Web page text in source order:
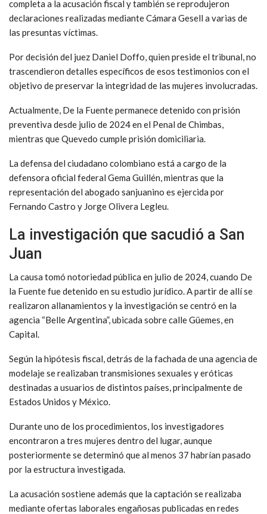
completa a la acusación fiscal y también se reprodujeron
declaraciones realizadas mediante Cámara Gesell a varias de
las presuntas víctimas.
Por decisión del juez Daniel Doffo, quien preside el tribunal, no
trascendieron detalles específicos de esos testimonios con el
objetivo de preservar la integridad de las mujeres involucradas.
Actualmente, De la Fuente permanece detenido con prisión
preventiva desde julio de 2024 en el Penal de Chimbas,
mientras que Quevedo cumple prisión domiciliaria.
La defensa del ciudadano colombiano está a cargo de la
defensora oficial federal Gema Guillén, mientras que la
representación del abogado sanjuanino es ejercida por
Fernando Castro y Jorge Olivera Legleu.
La investigación que sacudió a San
Juan
La causa tomó notoriedad pública en julio de 2024, cuando De
la Fuente fue detenido en su estudio jurídico. A partir de allí se
realizaron allanamientos y la investigación se centró en la
agencia “Belle Argentina”, ubicada sobre calle Güemes, en
Capital.
Según la hipótesis fiscal, detrás de la fachada de una agencia de
modelaje se realizaban transmisiones sexuales y eróticas
destinadas a usuarios de distintos países, principalmente de
Estados Unidos y México.
Durante uno de los procedimientos, los investigadores
encontraron a tres mujeres dentro del lugar, aunque
posteriormente se determinó que al menos 37 habrían pasado
por la estructura investigada.
La acusación sostiene además que la captación se realizaba
mediante ofertas laborales engañosas publicadas en redes